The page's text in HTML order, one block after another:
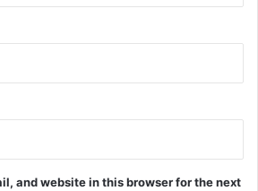
and website in this browser for the next